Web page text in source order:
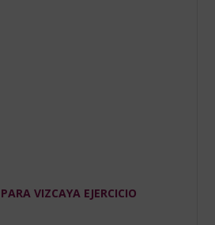
VIZCAYA EJERCICIO